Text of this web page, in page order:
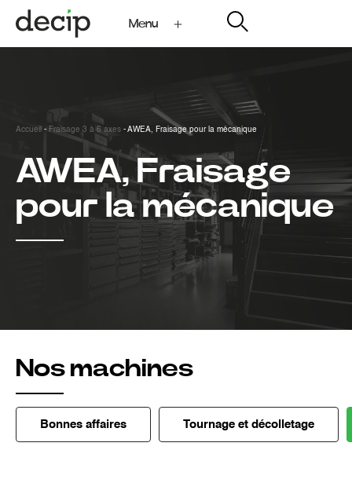
Menu
Accueil - Fraisage 3 à 6 axes - AWEA, Fraisage pour la mécanique
AWEA, Fraisage
pour la mécanique
Nos machines
Bonnes affaires Tournage et décolletage